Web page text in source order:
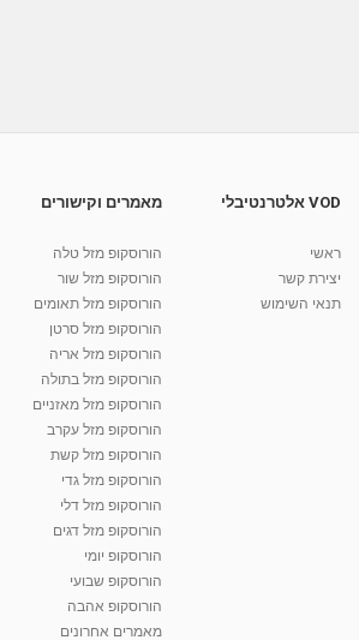
מאת Shahar-vod 1 שנה
קרין גורן - העוגה המתגלצ’ת ללא קמח
38.5k צפיות
יוסי שר - מתמחה בשיטת אלכסנדר וטאי צ'י
2,734 צפיות
רנה רז-גילו -טיפול אנרגטי ויעוץ רוחני - נומרולוגית
2,309 צפיות
סודות בתאריך הלידה, משמעות חודש הלידה -
ינואר זינה ליבשיץ נומרולוגית
VOD אלטרנטיבלי
ראשי
יצירת קשר
תנאי השימוש
מאמרים וקישורים
הורוסקופ מזל טלה
הורוסקופ מזל שור
הורוסקופ מזל תאומים
הורוסקופ מזל סרטן
הורוסקופ מזל אריה
הורוסקופ מזל בתולה
הורוסקופ מזל מאזניים
הורוסקופ מזל עקרב
הורוסקופ מזל קשת
הורוסקופ מזל גדי
הורוסקופ מזל דלי
הורוסקופ מזל דגים
הורוסקופ יומי
הורוסקופ שבועי
הורוסקופ אהבה
מאמרים אחרונים